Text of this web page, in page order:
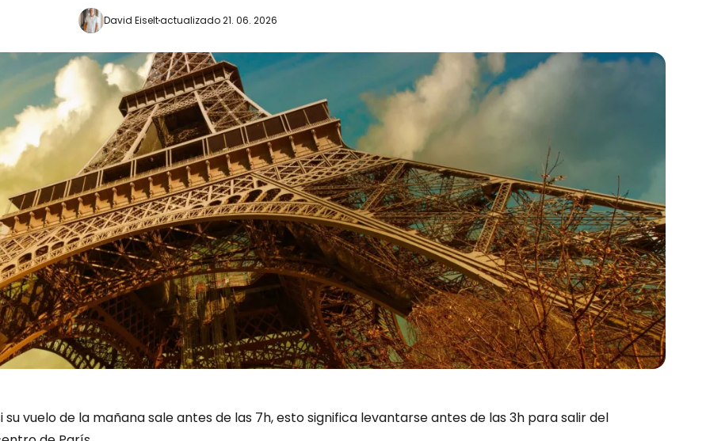
David Eiseltactualizado 21. 06. 2026
su vuelo de la mañana sale antes de las 7h, esto significa levantarse antes de las 3h para salir del